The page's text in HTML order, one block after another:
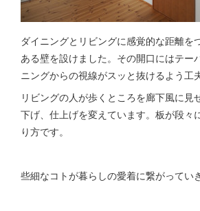
ダイニングとリビングに感覚的な距離を
ある壁を設けました。その開口にはテー
ニングからの視線がスッと抜けるよう工
リビングの人が歩くところを廊下風に見
下げ、仕上げを変えています。板が段々
り方です。
些細なコトが暮らしの愛着に繋がってい